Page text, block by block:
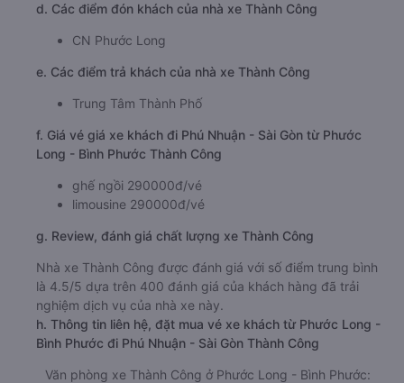
d. Các điểm đón khách của nhà xe Thành Công
CN Phước Long
e. Các điểm trả khách của nhà xe Thành Công
Trung Tâm Thành Phố
f. Giá vé giá xe khách đi Phú Nhuận - Sài Gòn từ Phước
Long - Bình Phước Thành Công
ghế ngồi 290000đ/vé
limousine 290000đ/vé
g. Review, đánh giá chất lượng xe Thành Công
Nhà xe Thành Công được đánh giá với số điểm trung bình
là 4.5/5 dựa trên 400 đánh giá của khách hàng đã trải
nghiệm dịch vụ của nhà xe này.
h. Thông tin liên hệ, đặt mua vé xe khách từ Phước Long -
Bình Phước đi Phú Nhuận - Sài Gòn Thành Công
Văn phòng xe Thành Công ở Phước Long - Bình Phước: